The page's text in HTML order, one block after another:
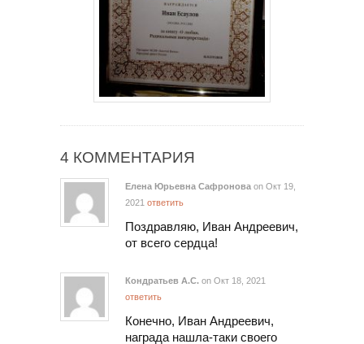
4 КОММЕНТАРИЯ
Елена Юрьевна Сафронова on Окт 19,
2021 ответить
Поздравляю, Иван Андреевич,
от всего сердца!
Кондратьев А.С. on Окт 18, 2021
ответить
Конечно, Иван Андреевич,
награда нашла-таки своего